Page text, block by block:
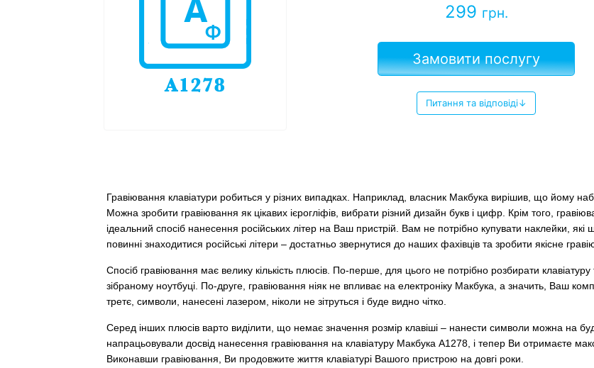
299 грн.
Замовити послугу
Питання та відповіді↓
Гравіювання клавіатури робиться у різних випадках. Наприклад, власник Макбука вирішив, що йому
Можна зробити гравіювання як цікавих ієрогліфів, вибрати різний дизайн букв і цифр. Крім того,
ідеальний спосіб нанесення російських літер на Ваш пристрій. Вам не потрібно купувати наклейки,
повинні знаходитися російські літери – достатньо звернутися до наших фахівців та зробити якісне
Спосіб гравіювання має велику кількість плюсів. По-перше, для цього не потрібно розбирати
зібраному ноутбуці. По-друге, гравіювання ніяк не впливає на електроніку Макбука, а значить, Ваш
третє, символи, нанесені лазером, ніколи не зітруться і буде видно чітко.
Серед інших плюсів варто виділити, що немає значення розмір клавіші – нанести символи можна на
напрацьовували досвід нанесення гравіювання на клавіатуру Макбука А1278, і тепер Ви отримаєте
Виконавши гравіювання, Ви продовжите життя клавіатурі Вашого пристрою на довгі роки.